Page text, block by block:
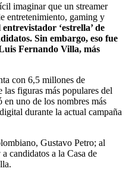
imaginar que un streamer
entretenimiento, gaming y
‘estrella’ de
Sin embargo, eso fue
Fernando Villa, más
con 6,5 millones de
las figuras más populares del
uno de los nombres más
durante la actual campaña
Gustavo Petro; al
candidatos a la Casa de